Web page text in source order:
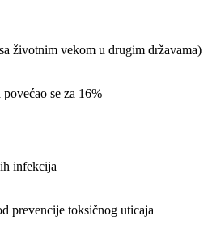
životnim vekom u drugim državama)
se za 16%
infekcija
prevencije toksičnog uticaja